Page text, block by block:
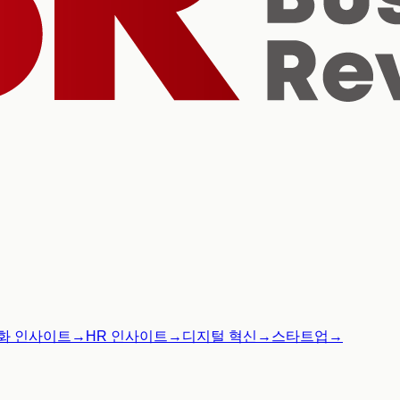
인사이트 → HR 인사이트 → 디지털 혁신 → 스타트업 →